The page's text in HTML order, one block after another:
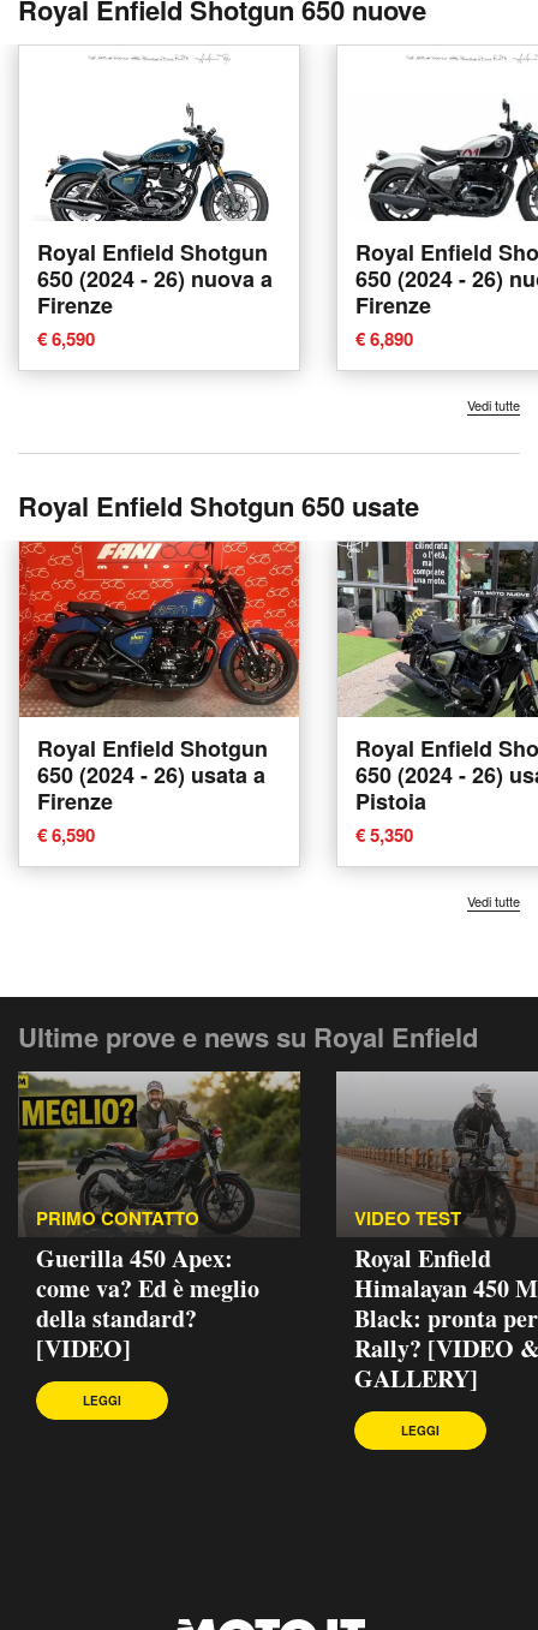
Royal Enfield Shotgun 650 nuove
Royal Enfield Shotgun
650 (2024 - 26) nuova a
Firenze
€ 6,590
Royal Enfield
650 (2024 - 26)
Firenze
€ 6,890
Vedi tutte
Royal Enfield Shotgun 650 usate
Royal Enfield Shotgun
650 (2024 - 26) usata a
Firenze
€ 6,590
Royal Enfield
650 (2024 - 26)
Pistoia
€ 5,350
Vedi tutte
Ultime prove e news su Royal Enfield
PRIMO CONTATTO
Guerilla 450 Apex:
come va? Ed è meglio
della standard?
[VIDEO]
LEGGI
VIDEO TEST
Royal Enfield
Himalayan 450
Black: pronta
Rally? [VIDEO
GALLERY]
LEGGI